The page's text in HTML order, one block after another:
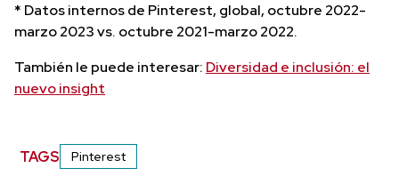
* Datos internos de Pinterest, global, octubre 2022-
marzo 2023 vs. octubre 2021-marzo 2022.
También le puede interesar: Diversidad e inclusión: el
nuevo insight
TAGS Pinterest